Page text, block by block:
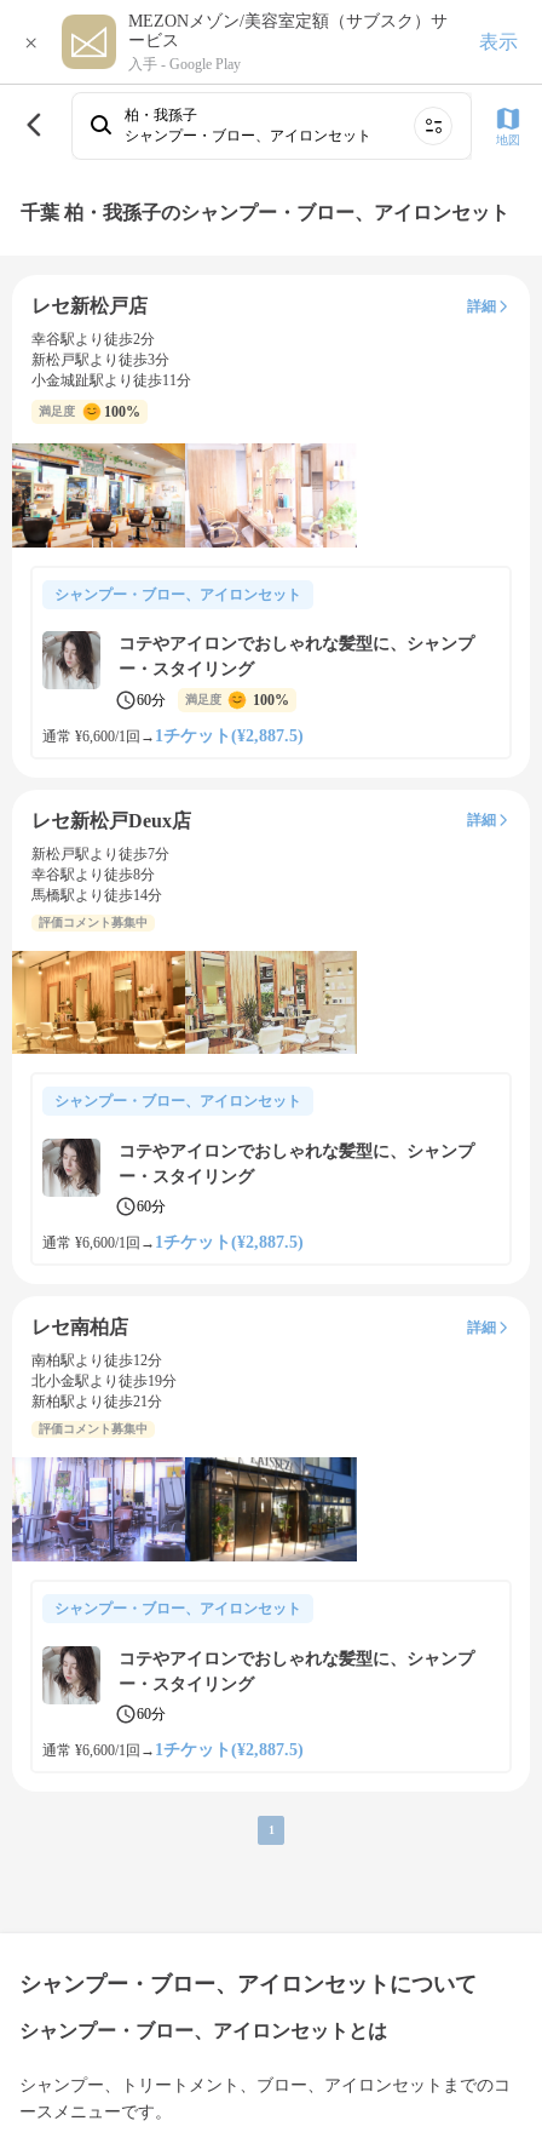
×
MEZONメゾン/美容室定額（サブスク）サ
ービス
入手 - Google Play
表示
柏・我孫子
シャンプー・ブロー、アイロンセット
地図
千葉 柏・我孫子のシャンプー・ブロー、アイロンセット
レセ新松戸店
詳細
幸谷駅より徒歩2分
新松戸駅より徒歩3分
小金城趾駅より徒歩11分
満足度 100%
シャンプー・ブロー、アイロンセット
コテやアイロンでおしゃれな髪型に、シャンプ
ー・スタイリング
60分 満足度 100%
通常 ¥6,600/1回 → 1チケット(¥2,887.5)
レセ新松戸Deux店
詳細
新松戸駅より徒歩7分
幸谷駅より徒歩8分
馬橋駅より徒歩14分
評価コメント募集中
シャンプー・ブロー、アイロンセット
コテやアイロンでおしゃれな髪型に、シャンプ
ー・スタイリング
60分
通常 ¥6,600/1回 → 1チケット(¥2,887.5)
レセ南柏店
詳細
南柏駅より徒歩12分
北小金駅より徒歩19分
新柏駅より徒歩21分
評価コメント募集中
シャンプー・ブロー、アイロンセット
コテやアイロンでおしゃれな髪型に、シャンプ
ー・スタイリング
60分
通常 ¥6,600/1回 → 1チケット(¥2,887.5)
1
シャンプー・ブロー、アイロンセットについて
シャンプー・ブロー、アイロンセットとは
シャンプー、トリートメント、ブロー、アイロンセットまでのコ
ースメニューです。